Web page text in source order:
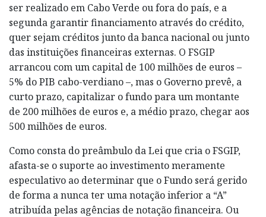
ser realizado em Cabo Verde ou fora do país, e a
segunda garantir financiamento através do crédito,
quer sejam créditos junto da banca nacional ou junto
das instituições financeiras externas. O FSGIP
arrancou com um capital de 100 milhões de euros –
5% do PIB cabo-verdiano –, mas o Governo prevê, a
curto prazo, capitalizar o fundo para um montante
de 200 milhões de euros e, a médio prazo, chegar aos
500 milhões de euros.
Como consta do preâmbulo da Lei que cria o FSGIP,
afasta-se o suporte ao investimento meramente
especulativo ao determinar que o Fundo será gerido
de forma a nunca ter uma notação inferior a “A”
atribuída pelas agências de notação financeira. Ou